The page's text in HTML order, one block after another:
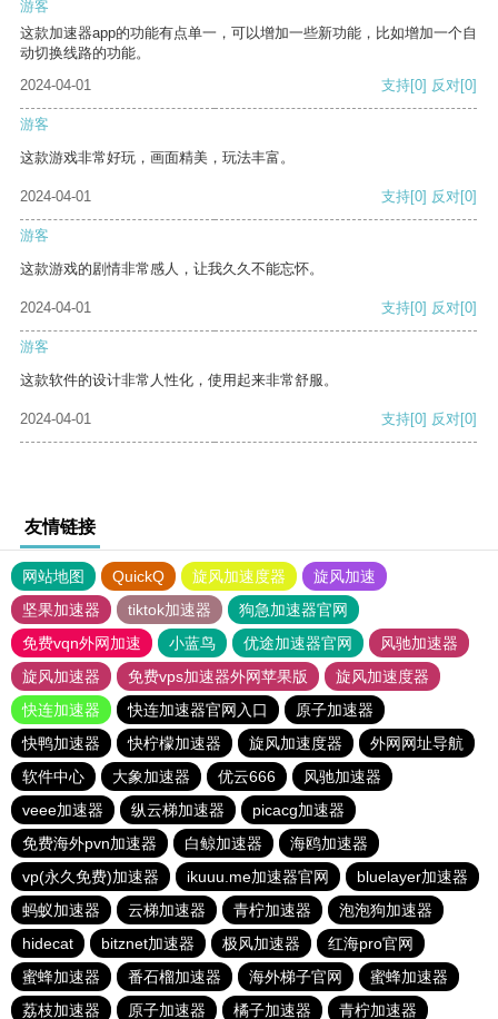
游客
这款加速器app的功能有点单一，可以增加一些新功能，比如增加一个自
动切换线路的功能。
2024-04-01
支持[0] 反对[0]
游客
这款游戏非常好玩，画面精美，玩法丰富。
2024-04-01 支持[0] 反对[0]
游客
这款游戏的剧情非常感人，让我久久不能忘怀。
2024-04-01 支持[0] 反对[0]
游客
这款软件的设计非常人性化，使用起来非常舒服。
2024-04-01 支持[0] 反对[0]
友情链接
网站地图 QuickQ 旋风加速度器
旋风加速
坚果加速器
tiktok加速器
狗急加速器官网
免费vqn外网加速
小蓝鸟 优途加速器官网
风驰加速器
旋风加速器
免费vps加速器外网苹果版
旋风加速度器
快连加速器
快连加速器官网入口
原子加速器
快鸭加速器
快柠檬加速器 旋风加速度器
外网网址导航
软件中心
大象加速器 优云666
风驰加速器
veee加速器
纵云梯加速器
picacg加速器
免费海外pvn加速器
白鲸加速器
海鸥加速器
vp(永久免费)加速器
ikuuu.me加速器官网
bluelayer加速器
蚂蚁加速器
云梯加速器 青柠加速器
泡泡狗加速器
hidecat
bitznet加速器 极风加速器
红海pro官网
蜜蜂加速器
番石榴加速器 海外梯子官网
蜜蜂加速器
荔枝加速器
原子加速器 橘子加速器 青柠加速器